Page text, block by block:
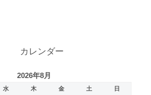
カレンダー
2026年8月
水 木 金 土
日